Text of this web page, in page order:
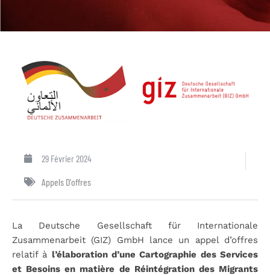
29 Février 2024
Appels D'offres
La Deutsche Gesellschaft für Internationale
Zusammenarbeit (GIZ) GmbH lance un appel d’offres
relatif à l’élaboration d’une Cartographie des Services
et Besoins en matière de Réintégration des Migrants